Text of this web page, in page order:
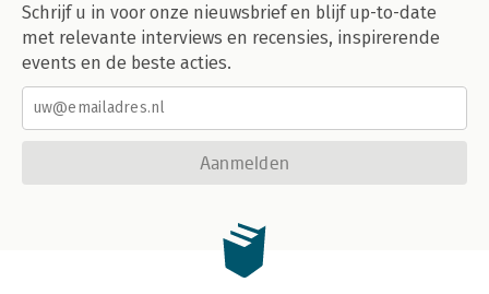
Schrijf u in voor onze nieuwsbrief en blijf up-to-date
met relevante interviews en recensies, inspirerende
events en de beste acties.
Aanmelden